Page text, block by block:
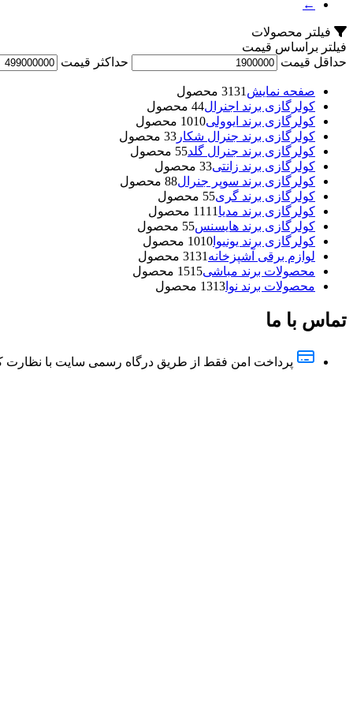
←
فیلتر محصولات
فیلتر براساس قیمت
حداقل قیمت
حداکثر قیمت
صفحه نمایش 3131 محصول
کولرگازی برند اجنرال 44 محصول
کولرگازی برند ایوولی
1010 محصول
کولرگازی برند جنرال شکار
33 محصول
کولرگازی برند جنرال گلد 55 محصول
کولرگازی برند زانتی 33 محصول
کولرگازی برند سوپر جنرال 88 محصول
کولرگازی برند گری 55 محصول
کولرگازی برند مدیا
11 11 محصول
کولرگازی برند هایسنس 55 محصول
کولرگازی برند یونیوا
1010 محصول
لوازم برقی آشپزخانه
3131 محصول
محصولات برند مباشی
1515 محصول
محصولات برند نوا
1313 محصول
تماس با ما
پرداخت امن فقط از طریق درگاه رسمی سایت با نظارت